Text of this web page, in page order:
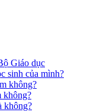
Giáo dục
sinh của mình?
không?
không?
không?